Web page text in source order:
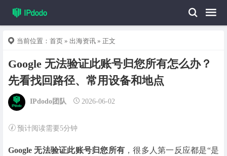
当前位置： 首页 » 出海资讯 » 正文
Google 无法验证此账号归您所有怎么办？
先看找回路径、常用设备和地点
IPdodo团队 2026-06-02
预计阅读需要5分钟
Google 无法验证此账号归您所有 ，很多人第一反应都是“是